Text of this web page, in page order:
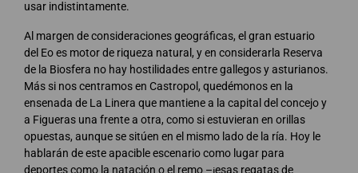
usar indistintamente.
Al margen de consideraciones geográficas, el gran estuario
del Eo es motor de riqueza natural, y en considerarla Reserva
de la Biosfera no hay hostilidades entre gallegos y asturianos.
Más si nos centramos en Castropol, quedémonos en la
ensenada de La Linera que mantiene a la capital del concejo y
a Figueras una frente a otra, como si estuvieran en orillas
opuestas, aunque se sitúen en el mismo lado de la ría. Hoy le
hablarán de este apacible escenario como lugar para
deportes como la natación o el remo –¡esas regatas de